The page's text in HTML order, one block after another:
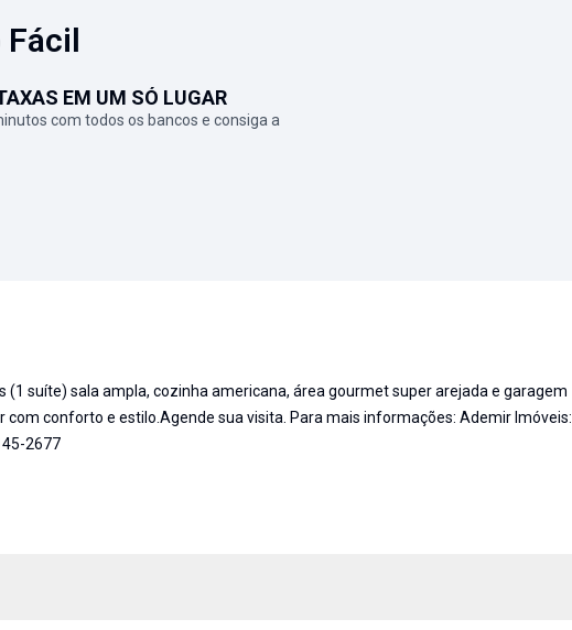
EM UM SÓ LUGAR
com todos os bancos e consiga a
(1 suíte) sala ampla, cozinha americana, área gourmet super arejada e garagem
com conforto e estilo.Agende sua visita. Para mais informações: Ademir Imóveis:
2677